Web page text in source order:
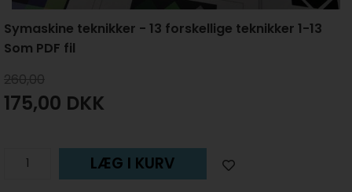
Symaskine teknikker - 13 forskellige teknikker 1-13
Som PDF fil
260,00
175,00 DKK
LÆG I KURV